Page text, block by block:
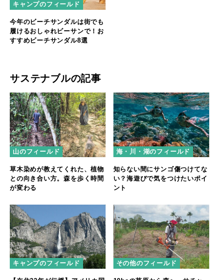
キャンプのフィールド
今年のビーチサンダルは街でも
履けるおしゃれビーサンで！お
すすめビーチサンダル8選
サステナブルの記事
山のフィールド
草木染めが教えてくれた、植物
との向き合い方。森を歩く時間
が変わる
海・川・湖のフィールド
知らない間にサンゴ傷つけてな
い？海遊びで気をつけたいポイ
ント
キャンプのフィールド その他のフィールド